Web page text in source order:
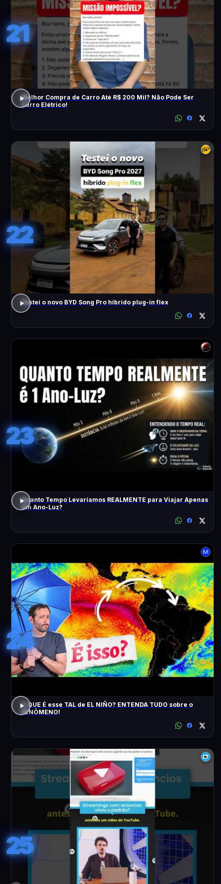
21
Melhor Compra de Carro Até R$ 200 Mil? Não Pode Ser
Carro Elétrico!
22
Testei o novo BYD Song Pro híbrido plug-in flex
23
Quanto Tempo Levaríamos REALMENTE para Viajar Apenas
Um Ano-Luz?
24
O QUE É esse TAL de EL NIÑO? ENTENDA TUDO sobre o
FENÔMENO!
25